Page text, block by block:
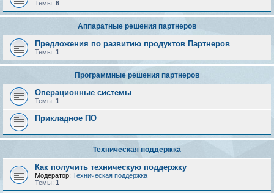
Темы: 6
Аппаратные решения партнеров
Предложения по развитию продуктов Партнеров
Темы: 1
Программные решения партнеров
Операционные системы
Темы: 1
Прикладное ПО
Техническая поддержка
Как получить техническую поддержку
Модератор: Техническая поддержка
Темы: 1